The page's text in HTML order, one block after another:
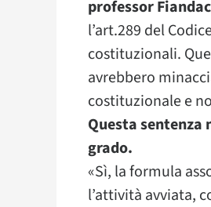
professor
l’art.289 del
costituzionali.
avrebbero
costituzionale e
Questa
grado.
«Sì, la formula
l’attività avviata,